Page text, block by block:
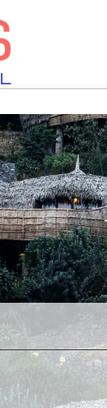
Vuelos + Hotel